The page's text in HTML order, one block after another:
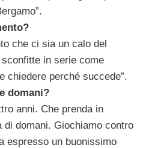
che ci sia un calo del
in serie come
chiedere perché succede”.
domani?
anni. Che prenda in
domani. Giochiamo contro
espresso un buonissimo